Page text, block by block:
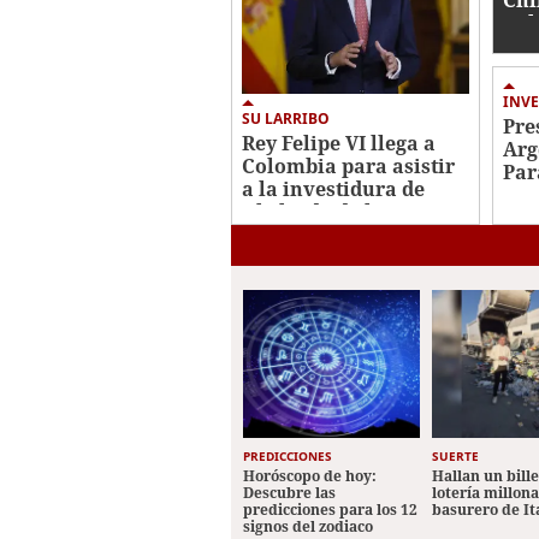
SU LARRIBO
Rey Felipe VI llega a
Colombia para asistir
a la investidura de
Abelardo de la
PREDICCIONES
Horóscopo de hoy:
Descubre las
predicciones para los 12
signos del zodiaco
SUERTE
Hallan un
lotería
basurero de